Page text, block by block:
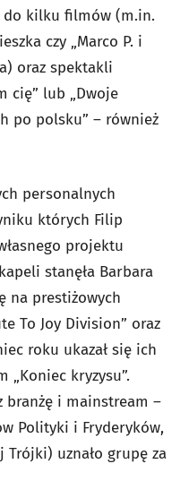
do kilku filmów (m.in.
czy „Marco P. i
oraz spektakli
cię” lub „Dwoje
po polsku” – również
personalnych
których Filip
projektu
stanęła Barbara
na prestiżowych
To Joy Division” oraz
roku ukazał się ich
„Koniec kryzysu”.
branżę i mainstream –
Polityki i Fryderyków,
uznało grupę za